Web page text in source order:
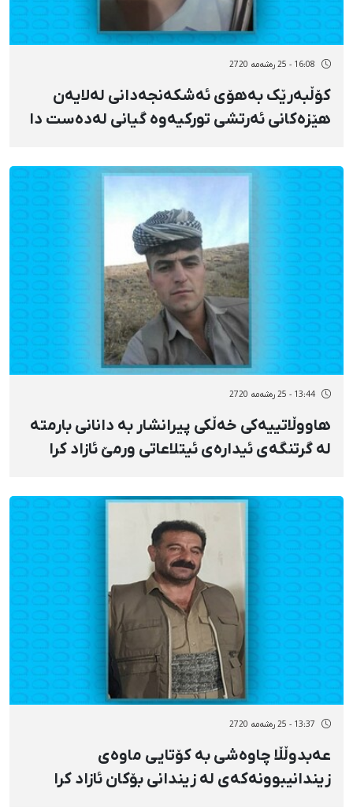
16:08 - 25 رەشەمه 2720
کۆڵبەرێک بەهۆی ئەشکەنجەدانی لەلایەن
هێزەکانی ئەرتشی تورکیەوە گیانی لەدەست دا
13:44 - 25 رەشەمه 2720
هاووڵاتییەکی خەڵکی پیرانشار بە دانانی بارمتە
لە گرتنگەی ئیدارەی ئیتلاعاتی ورمێ ئازاد کرا
13:37 - 25 رەشەمه 2720
عەبدوڵڵا چاوەشی بە کۆتایی ماوەی
زیندانیبوونەکەی لە زیندانی بۆکان ئازاد کرا